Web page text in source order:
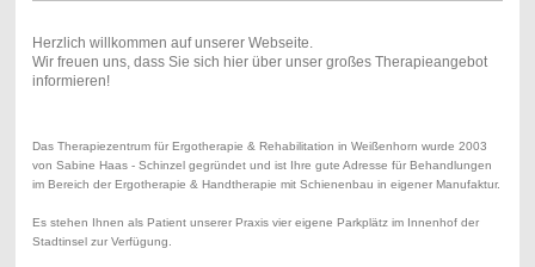
Herzlich willkommen auf unserer Webseite.
Wir freuen uns, dass Sie sich hier über unser großes Therapieangebot
informieren!
Das Therapiezentrum für Ergotherapie & Rehabilitation in Weißenhorn wurde 2003
von Sabine Haas - Schinzel gegründet und ist Ihre gute Adresse für Behandlungen
im Bereich der Ergotherapie & Handtherapie mit Schienenbau in eigener Manufaktur.
Es stehen Ihnen als Patient unserer Praxis vier eigene Parkplätz im Innenhof der
Stadtinsel zur Verfügung.